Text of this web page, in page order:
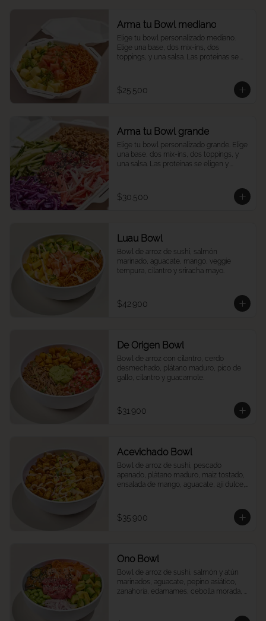
Arma tu Bowl mediano
Elige tu bowl personalizado mediano.
Elige una base, dos mix-ins, dos
toppings, y una salsa. Las proteínas se
$25.500
Arma tu Bowl grande
Elige tu bowl personalizado grande. Elige
una base, dos mix-ins, dos toppings, y
una salsa. Las proteínas se eligen y
$30.500
Luau Bowl
Bowl de arroz de sushi, salmón
marinado, aguacate, mango, veggie
tempura, cilantro y sriracha mayo.
$42.900
De Origen Bowl
Bowl de arroz con cilantro, cerdo
desmechado, plátano maduro, pico de
gallo, cilantro y guacamole.
$31.900
Acevichado Bowl
Bowl de arroz de sushi, pescado
apanado, plátano maduro, maíz tostado,
ensalada de mango, aguacate, ají dulce,
$35.900
Ono Bowl
Bowl de arroz de sushi, salmón y atún
marinados, aguacate, pepino asiático,
zanahoria, edamames, cebolla morada,